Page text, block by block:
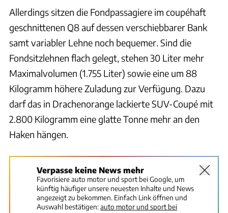
Allerdings sitzen die Fondpassagiere im coupéhaft
geschnittenen Q8 auf dessen verschiebbarer Bank
samt variabler Lehne noch bequemer. Sind die
Fondsitzlehnen flach gelegt, stehen 30 Liter mehr
Maximalvolumen (1.755 Liter) sowie eine um 88
Kilogramm höhere Zuladung zur Verfügung. Dazu
darf das in Drachenorange lackierte SUV-Coupé mit
2.800 Kilogramm eine glatte Tonne mehr an den
Haken hängen.
Verpasse keine News mehr
Favorisiere auto motor und sport bei Google, um
künftig häufiger unsere neuesten Inhalte und News
angezeigt zu bekommen. Einfach Link öffnen und
Auswahl bestätigen:auto motor und sport bei